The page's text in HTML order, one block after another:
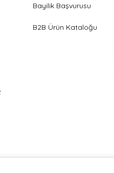
Bayilik Başvurusu
B2B Ürün Kataloğu